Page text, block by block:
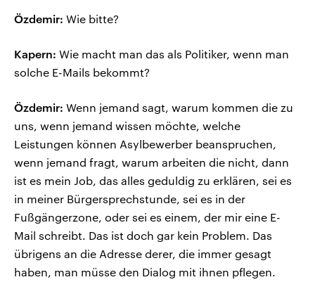
Özdemir: Wie bitte?
Kapern: Wie macht man das als Politiker, wenn man
solche E-Mails bekommt?
Özdemir: Wenn jemand sagt, warum kommen die zu
uns, wenn jemand wissen möchte, welche
Leistungen können Asylbewerber beanspruchen,
wenn jemand fragt, warum arbeiten die nicht, dann
ist es mein Job, das alles geduldig zu erklären, sei es
in meiner Bürgersprechstunde, sei es in der
Fußgängerzone, oder sei es einem, der mir eine E-
Mail schreibt. Das ist doch gar kein Problem. Das
übrigens an die Adresse derer, die immer gesagt
haben, man müsse den Dialog mit ihnen pflegen.